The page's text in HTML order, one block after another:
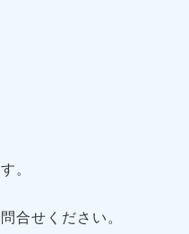
。
合せください。